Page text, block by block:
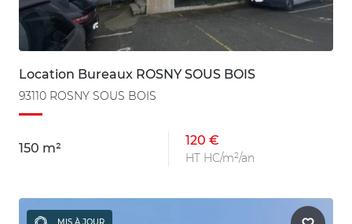
Location Bureaux ROSNY SOUS BOIS
93110 ROSNY SOUS BOIS
150 m²
120 €
HT HC/m²/an